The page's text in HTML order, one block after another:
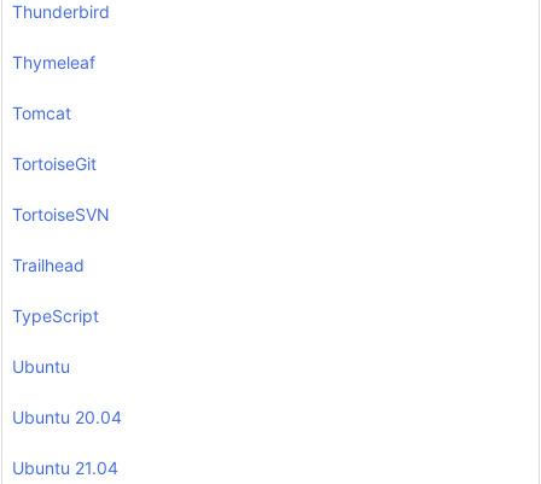
Thunderbird
Thymeleaf
Tomcat
TortoiseGit
TortoiseSVN
Trailhead
TypeScript
Ubuntu
Ubuntu 20.04
Ubuntu 21.04